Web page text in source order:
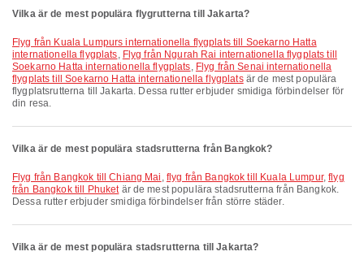
Vilka är de mest populära flygrutterna till Jakarta?
Flyg från Kuala Lumpurs internationella flygplats till Soekarno Hatta
internationella flygplats, Flyg från Ngurah Rai internationella flygplats till
Soekarno Hatta internationella flygplats, Flyg från Senai internationella
flygplats till Soekarno Hatta internationella flygplatsär de mest populära
flygplatsrutterna till Jakarta. Dessa rutter erbjuder smidiga förbindelser för
din resa.
Vilka är de mest populära stadsrutterna från Bangkok?
flyg från Bangkok till Chiang Mai , flyg från Bangkok till Kuala Lumpur,flyg
från Bangkok till Phuketär de mest populära stadsrutterna från Bangkok.
Dessa rutter erbjuder smidiga förbindelser från större städer.
Vilka är de mest populära stadsrutterna till Jakarta?